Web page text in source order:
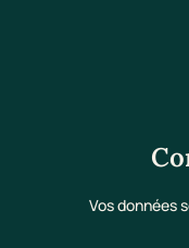
Vos données